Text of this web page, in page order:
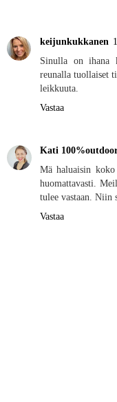
keijunkukkanen
Sinulla on ihana
reunalla tuollaiset
leikkuuta.
Vastaa
Kati
Mä haluaisin
huomattavasti.
tulee vastaan. Niin
Vastaa